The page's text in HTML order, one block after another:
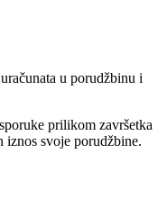
u porudžbinu i
prilikom završetka
iznos svoje porudžbine.